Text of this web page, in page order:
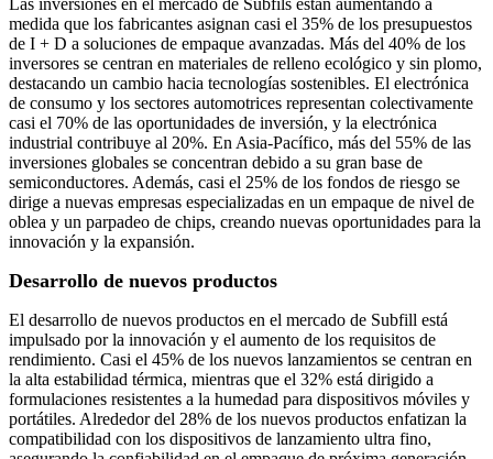
Las inversiones en el mercado de Subfils están aumentando a
medida que los fabricantes asignan casi el 35% de los presupuestos
de I + D a soluciones de empaque avanzadas. Más del 40% de los
inversores se centran en materiales de relleno ecológico y sin plomo,
destacando un cambio hacia tecnologías sostenibles. El electrónica
de consumo y los sectores automotrices representan colectivamente
casi el 70% de las oportunidades de inversión, y la electrónica
industrial contribuye al 20%. En Asia-Pacífico, más del 55% de las
inversiones globales se concentran debido a su gran base de
semiconductores. Además, casi el 25% de los fondos de riesgo se
dirige a nuevas empresas especializadas en un empaque de nivel de
oblea y un parpadeo de chips, creando nuevas oportunidades para la
innovación y la expansión.
Desarrollo de nuevos productos
El desarrollo de nuevos productos en el mercado de Subfill está
impulsado por la innovación y el aumento de los requisitos de
rendimiento. Casi el 45% de los nuevos lanzamientos se centran en
la alta estabilidad térmica, mientras que el 32% está dirigido a
formulaciones resistentes a la humedad para dispositivos móviles y
portátiles. Alrededor del 28% de los nuevos productos enfatizan la
compatibilidad con los dispositivos de lanzamiento ultra fino,